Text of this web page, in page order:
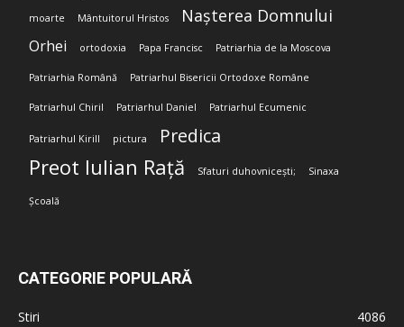
moarte Mântuitorul Hristos Nașterea Domnului
Orhei ortodoxia Papa Francisc Patriarhia de la Moscova
Patriarhia Română Patriarhul Bisericii Ortodoxe Române
Patriarhul Chiril Patriarhul Daniel Patriarhul Ecumenic
Patriarhul Kirill pictura Predica
Preot Iulian Rață Sfaturi duhovnicești; Sinaxa
Școală
CATEGORIE POPULARĂ
Stiri
4086